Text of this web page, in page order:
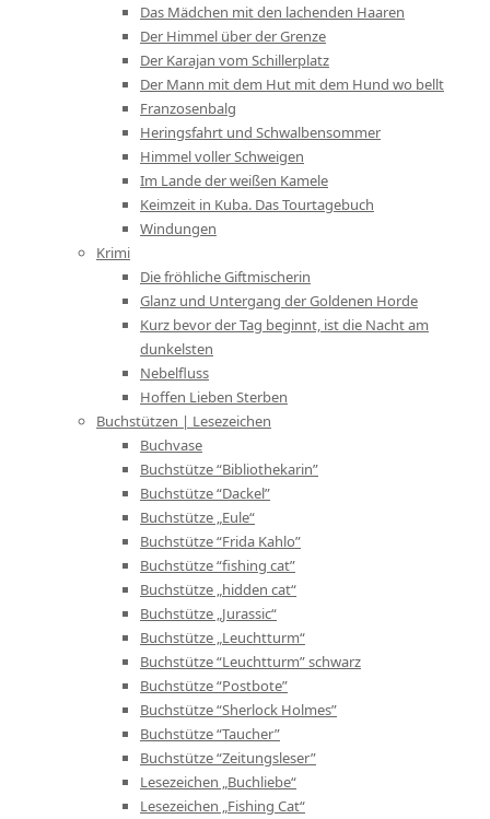
Das Mädchen mit den lachenden Haaren
Der Himmel über der Grenze
Der Karajan vom Schillerplatz
Der Mann mit dem Hut mit dem Hund wo bellt
Franzosenbalg
Heringsfahrt und Schwalbensommer
Himmel voller Schweigen
Im Lande der weißen Kamele
Keimzeit in Kuba. Das Tourtagebuch
Windungen
Krimi
Die fröhliche Giftmischerin
Glanz und Untergang der Goldenen Horde
Kurz bevor der Tag beginnt, ist die Nacht am
dunkelsten
Nebelfluss
Hoffen Lieben Sterben
Buchstützen | Lesezeichen
Buchvase
Buchstütze “Bibliothekarin”
Buchstütze “Dackel”
Buchstütze „Eule“
Buchstütze “Frida Kahlo”
Buchstütze “fishing cat”
Buchstütze „hidden cat“
Buchstütze „Jurassic“
Buchstütze „Leuchtturm“
Buchstütze “Leuchtturm” schwarz
Buchstütze “Postbote”
Buchstütze “Sherlock Holmes”
Buchstütze “Taucher”
Buchstütze “Zeitungsleser”
Lesezeichen „Buchliebe“
Lesezeichen „Fishing Cat“